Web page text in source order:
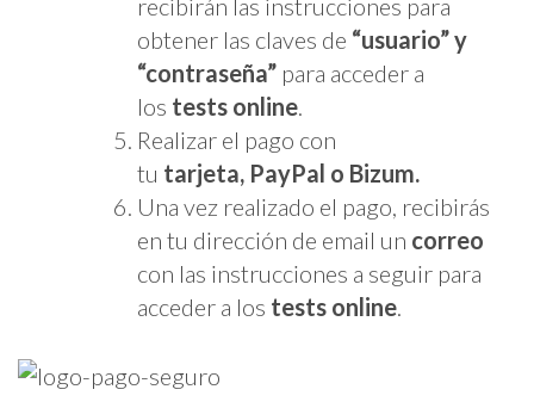
recibirán las instrucciones para
obtener las claves de “usuario” y
“contraseña” para acceder a
los tests online.
Realizar el pago con
tu tarjeta, PayPal o Bizum.
Una vez realizado el pago, recibirás
en tu dirección de email un correo
con las instrucciones a seguir para
acceder a los tests online.